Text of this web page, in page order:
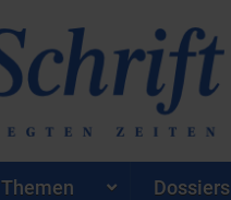
Themen Dossiers